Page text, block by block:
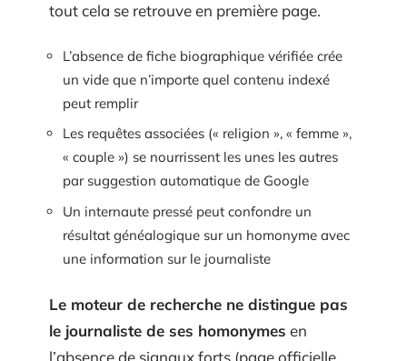
tout cela se retrouve en première page.
L’absence de fiche biographique vérifiée crée
un vide que n’importe quel contenu indexé
peut remplir
Les requêtes associées (« religion », « femme »,
« couple ») se nourrissent les unes les autres
par suggestion automatique de Google
Un internaute pressé peut confondre un
résultat généalogique sur un homonyme avec
une information sur le journaliste
Le moteur de recherche ne distingue pas
le journaliste de ses homonymes en